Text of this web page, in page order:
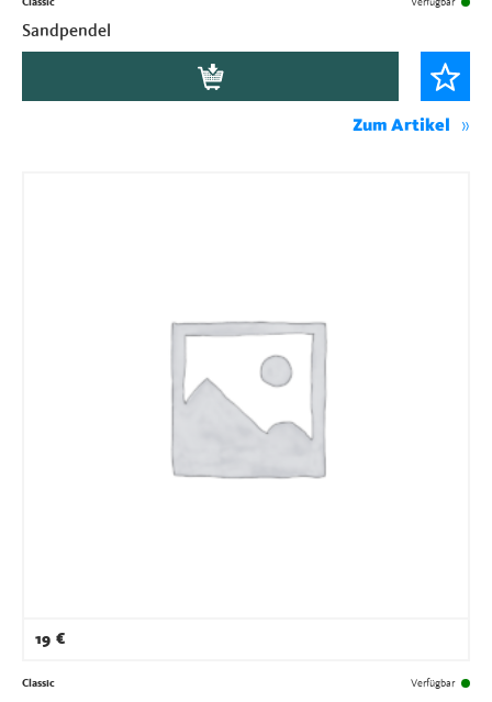
Classic Verfügbar
Sandpendel
Zum Artikel
19 €
Classic Verfügbar